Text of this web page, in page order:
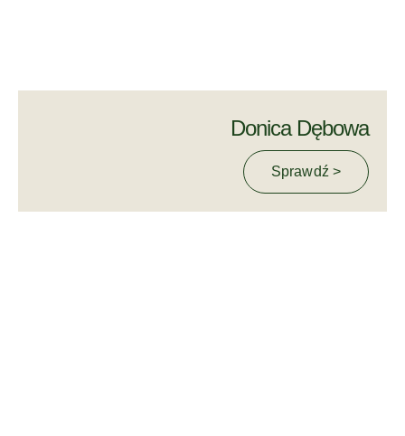
Donica Dębowa
Sprawdź >